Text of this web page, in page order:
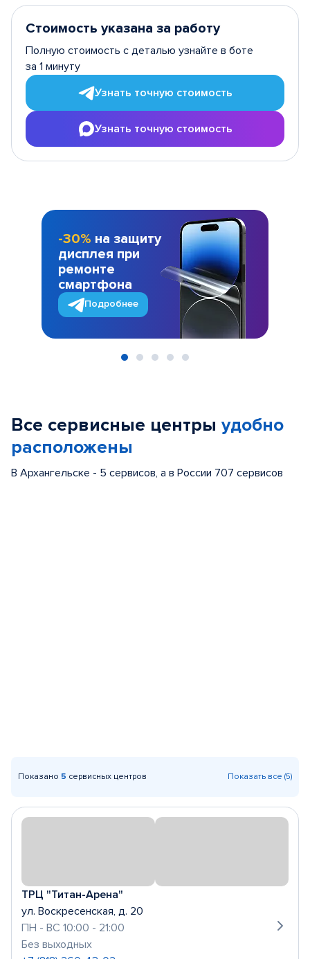
Стоимость указана за работу
Полную стоимость с деталью узнайте в боте
за 1 минуту
Узнать точную стоимость
Узнать точную стоимость
-30% на защиту
дисплея при
ремонте
смартфона
Подробнее
Все сервисные центры удобно
расположены
В Архангельске - 5 сервисов, а в России 707 сервисов
Показано 5 сервисных центров Показать все (5)
ТРЦ "Титан-Арена"
ул. Воскресенская, д. 20
ПН - ВС 10:00 - 21:00
Без выходных